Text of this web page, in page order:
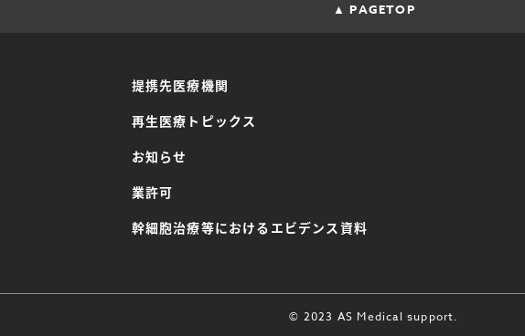
▲ PAGETOP
提携先医療機関
再生医療トピックス
お知らせ
業許可
幹細胞治療等におけるエビデンス資料
© 2023 AS Medical support.